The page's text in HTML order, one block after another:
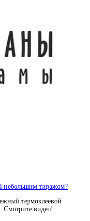
тиражом?
термоклеевой
Смотрите видео!